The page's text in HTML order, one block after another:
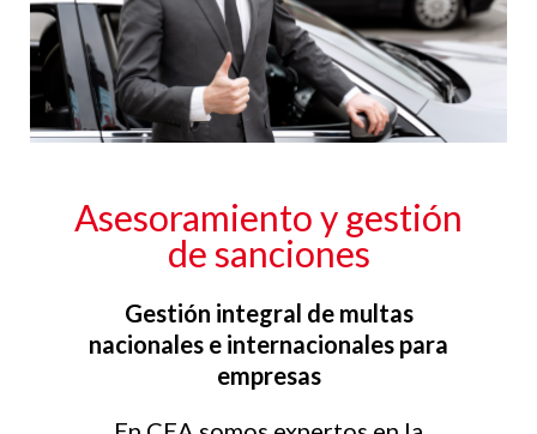
Asesoramiento y gestión
de sanciones
Gestión integral de multas
nacionales e internacionales para
empresas